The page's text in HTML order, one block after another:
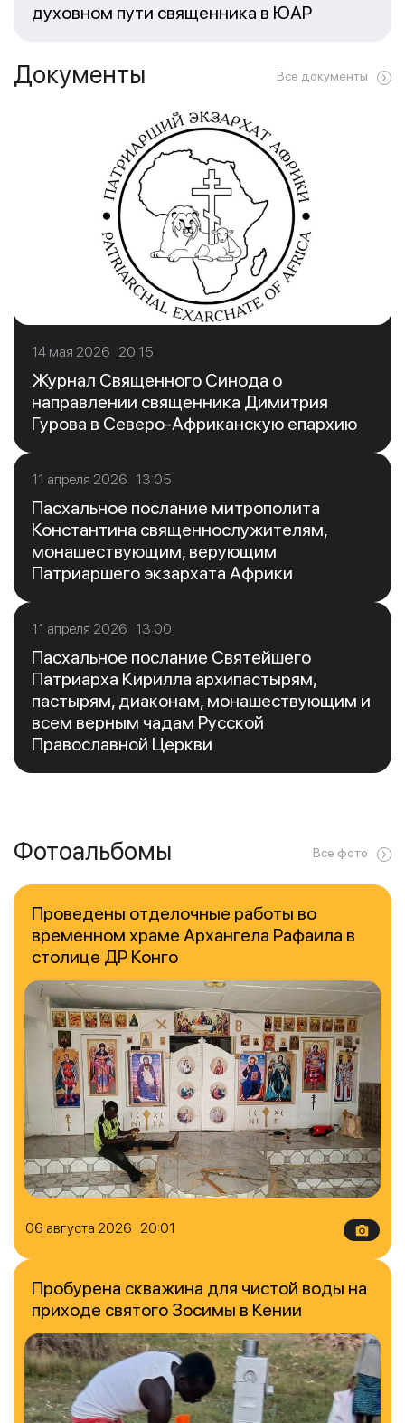
духовном пути священника в ЮАР
Документы Все документы
14 мая 2026 20:15
Журнал Священного Синода о
направлении священника Димитрия
Гурова в Северо-Африканскую епархию
11 апреля 2026 13:05
Пасхальное послание митрополита
Константина священнослужителям,
монашествующим, верующим
Патриаршего экзархата Африки
11 апреля 2026 13:00
Пасхальное послание Святейшего
Патриарха Кирилла архипастырям,
пастырям, диаконам, монашествующим и
всем верным чадам Русской
Православной Церкви
Фотоальбомы Все фото
06 августа 2026 20:01
Проведены отделочные работы во
временном храме Архангела Рафаила в
столице ДР Конго
Пробурена скважина для чистой воды на
приходе святого Зосимы в Кении